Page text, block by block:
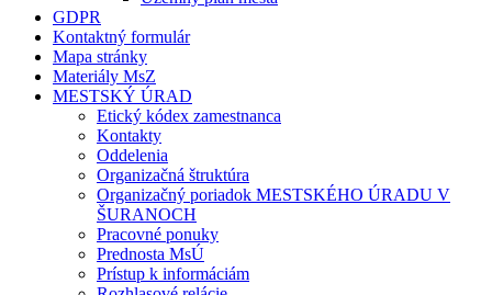
GDPR
Kontaktný formulár
Mapa stránky
Materiály MsZ
MESTSKÝ ÚRAD
Etický kódex zamestnanca
Kontakty
Oddelenia
Organizačná štruktúra
Organizačný poriadok MESTSKÉHO ÚRADU V
ŠURANOCH
Pracovné ponuky
Prednosta MsÚ
Prístup k informáciám